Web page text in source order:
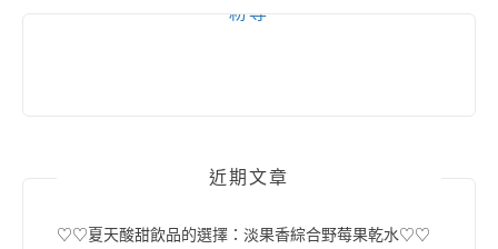
粉專
近期文章
♡♡夏天酸甜飲品的選擇：淡果香綜合野莓果乾水♡♡